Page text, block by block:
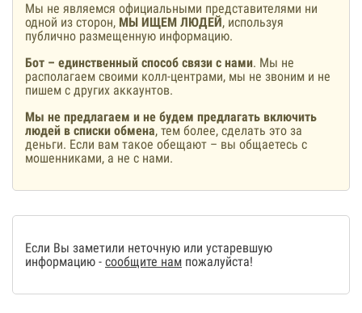
Мы не являемся официальными представителями ни
одной из сторон, МЫ ИЩЕМ ЛЮДЕЙ, используя
публично размещенную информацию.
Бот – единственный способ связи с нами. Мы не
располагаем своими колл-центрами, мы не звоним и не
пишем с других аккаунтов.
Мы не предлагаем и не будем предлагать включить
людей в списки обмена, тем более, сделать это за
деньги. Если вам такое обещают – вы общаетесь с
мошенниками, а не с нами.
Если Вы заметили неточную или устаревшую
информацию - сообщите нам пожалуйста!